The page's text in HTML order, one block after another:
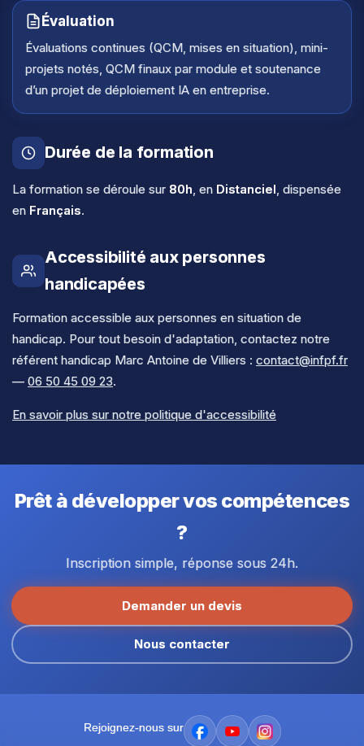
Évaluation
Évaluations continues (QCM, mises en situation), mini-
projets notés, QCM finaux par module et soutenance
d’un projet de déploiement IA en entreprise.
Durée de la formation
La formation se déroule sur 80h, en Distanciel, dispensée
en Français.
Accessibilité aux personnes
handicapées
Formation accessible aux personnes en situation de
handicap. Pour tout besoin d'adaptation, contactez notre
référent handicap Marc Antoine de Villiers : contact@infpf.fr
— 06 50 45 09 23.
En savoir plus sur notre politique d'accessibilité
Prêt à développer vos compétences
?
Inscription simple, réponse sous 24h.
Demander un devis
Nous contacter
Rejoignez-nous sur